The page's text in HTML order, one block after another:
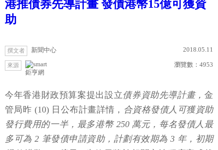
港推債券先導計畫 發債港幣15億可獲資
助
撰文者 新聞中心 2018.05.11
來源
鉅亨網
瀏覽數： 4953
今年香港財政預算案提出設立 債券資助先導計畫，金
管局昨 (10) 日公布計畫詳情， 合資格發債人可獲資助
發行費用的一半，最多港幣 250 萬元，每名發債人最
多可為 2 筆發債申請資助，計劃有效期為 3 年，初期